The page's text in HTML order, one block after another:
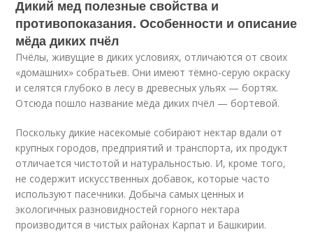
Дикий мед полезные свойства и
противопоказания. Особенности и описание
мёда диких пчёл
Пчёлы, живущие в диких условиях, отличаются от своих
«домашних» собратьев. Они имеют тёмно-серую окраску
и селятся глубоко в лесу в древесных ульях — бортях.
Отсюда пошло название мёда диких пчёл — бортевой.
Поскольку дикие насекомые собирают нектар вдали от
крупных городов, предприятий и транспорта, их продукт
отличается чистотой и натуральностью. И, кроме того,
не содержит искусственных добавок, которые часто
используют пасечники. Добыча самых ценных и
экологичных разновидностей горного нектара
производится в чистых районах Карпат и Башкирии.